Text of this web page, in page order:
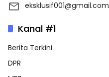
eksklusif001@gmail.com
Kanal #1
Berita Terkini
DPR